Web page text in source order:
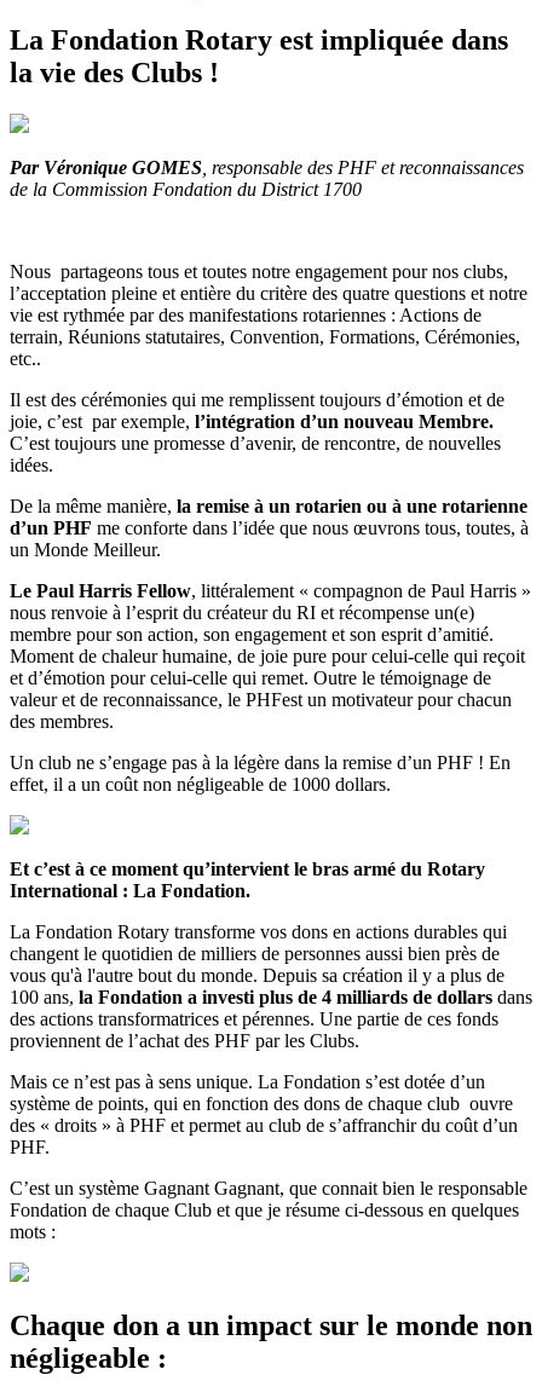
La Fondation Rotary est impliquée dans
la vie des Clubs !
Par Véronique GOMES , responsable des PHF et reconnaissances
de la Commission Fondation du District 1700
Nous partageons tous et toutes notre engagement pour nos clubs,
l’acceptation pleine et entière du critère des quatre questions et notre
vie est rythmée par des manifestations rotariennes : Actions de
terrain, Réunions statutaires, Convention, Formations, Cérémonies,
etc..
Il est des cérémonies qui me remplissent toujours d’émotion et de
joie, c’est par exemple, l’intégration d’un nouveau Membre.
C’est toujours une promesse d’avenir, de rencontre, de nouvelles
idées.
De la même manière, la remise à un rotarien ou à une rotarienne
d’un PHF me conforte dans l’idée que nous œuvrons tous, toutes, à
un Monde Meilleur.
Le Paul Harris Fellow, littéralement « compagnon de Paul Harris »
nous renvoie à l’esprit du créateur du RI et récompense un(e)
membre pour son action, son engagement et son esprit d’amitié.
Moment de chaleur humaine, de joie pure pour celui-celle qui reçoit
et d’émotion pour celui-celle qui remet. Outre le témoignage de
valeur et de reconnaissance, le PHFest un motivateur pour chacun
des membres.
Un club ne s’engage pas à la légère dans la remise d’un PHF ! En
effet, il a un coût non négligeable de 1000 dollars.
Et c’est à ce moment qu’intervient le bras armé du Rotary
International : La Fondation.
La Fondation Rotary transforme vos dons en actions durables qui
changent le quotidien de milliers de personnes aussi bien près de
vous qu'à l'autre bout du monde. Depuis sa création il y a plus de
100 ans, la Fondation a investi plus de 4 milliards de dollars dans
des actions transformatrices et pérennes. Une partie de ces fonds
proviennent de l’achat des PHF par les Clubs.
Mais ce n’est pas à sens unique. La Fondation s’est dotée d’un
système de points, qui en fonction des dons de chaque club ouvre
des « droits » à PHF et permet au club de s’affranchir du coût d’un
PHF.
C’est un système Gagnant Gagnant, que connait bien le responsable
Fondation de chaque Club et que je résume ci-dessous en quelques
mots :
Chaque don a un impact sur le monde non
négligeable :